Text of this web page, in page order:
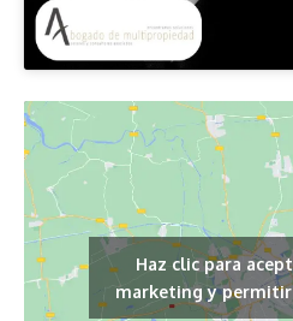
Haz clic para
marketing y